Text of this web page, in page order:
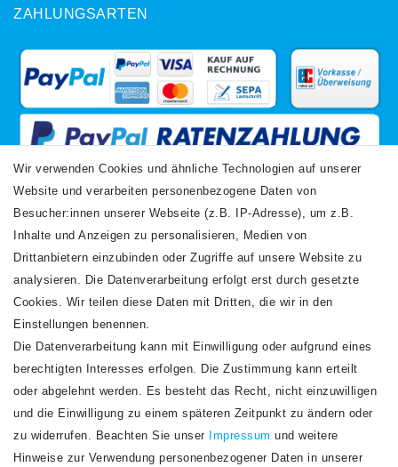
ZAHLUNGSARTEN
VERSANDARTEN
Newsletter
Honig
Hiermit bestätige ich, dass ich dieDaten­schutz­erklärunggelesen habe. Meine
Wir verwenden Cookies und ähnliche Technologien auf unserer
Website und verarbeiten personenbezogene Daten von
Besucher:innen unserer Webseite (z.B. IP-Adresse), um z.B.
Inhalte und Anzeigen zu personalisieren, Medien von
Drittanbietern einzubinden oder Zugriffe auf unsere Website zu
analysieren. Die Datenverarbeitung erfolgt erst durch gesetzte
Cookies. Wir teilen diese Daten mit Dritten, die wir in den
Einstellungen benennen.
Die Datenverarbeitung kann mit Einwilligung oder aufgrund eines
berechtigten Interesses erfolgen. Die Zustimmung kann erteilt
oder abgelehnt werden. Es besteht das Recht, nicht einzuwilligen
und die Einwilligung zu einem späteren Zeitpunkt zu ändern oder
zu widerrufen. Beachten Sie unser
Impressum und weitere
Hinweise zur Verwendung personenbezogener Daten in unserer